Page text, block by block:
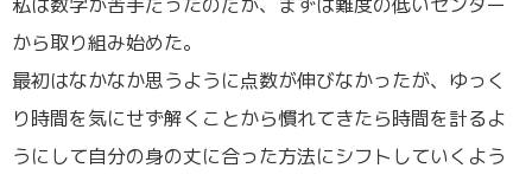
私は数学が苦手だったのだが、まずは難度の低いセンター
から取り組み始めた。
最初はなかなか思うように点数が伸びなかったが、ゆっく
り時間を気にせず解くことから慣れてきたら時間を計るよ
うにして自分の身の丈に合った方法にシフトしていくよう